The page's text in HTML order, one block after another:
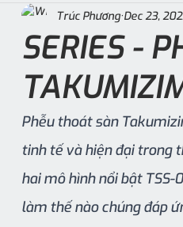
SERIES -
Trúc Phương Dec 23,
Phễu thoát sàn
tinh tế và hiện đại trong
hai mô hình nổi bật TSS-
làm thế nào chúng đáp